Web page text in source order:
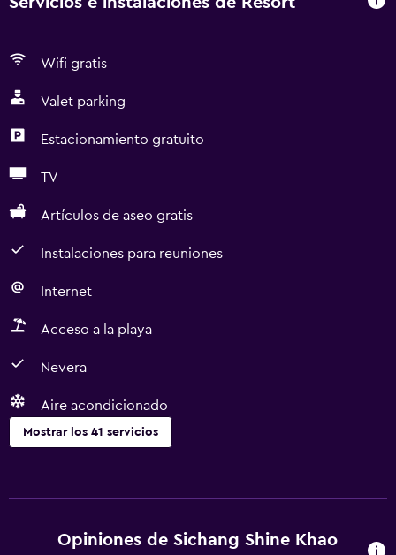
Wifi gratis
Valet parking
Estacionamiento gratuito
TV
Artículos de aseo gratis
Instalaciones para reuniones
Internet
Acceso a la playa
Nevera
Aire acondicionado
Mostrar los 41 servicios
Vista a punto de interés
Habitaciones familiares
Opiniones de Sichang Shine Khao